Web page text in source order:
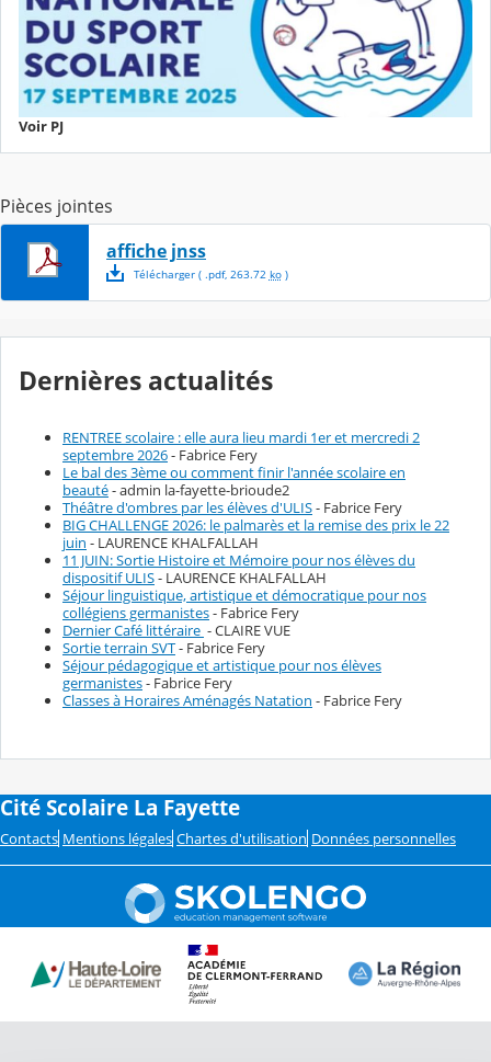
Voir PJ
Pièces jointes
affiche jnss
Télécharger( .pdf, 263.72 ko)
Dernières actualités
RENTREE scolaire : elle aura lieu mardi 1er et mercredi 2
septembre 2026- Fabrice Fery
Le bal des 3ème ou comment finir l'année scolaire en
beauté- admin la-fayette-brioude2
Théâtre d'ombres par les élèves d'ULIS- Fabrice Fery
BIG CHALLENGE 2026: le palmarès et la remise des prix le 22
juin - LAURENCE KHALFALLAH
11 JUIN: Sortie Histoire et Mémoire pour nos élèves du
dispositif ULIS- LAURENCE KHALFALLAH
Séjour linguistique, artistique et démocratique pour nos
collégiens germanistes- Fabrice Fery
Dernier Café littéraire - CLAIRE VUE
Sortie terrain SVT- Fabrice Fery
Séjour pédagogique et artistique pour nos élèves
germanistes- Fabrice Fery
Classes à Horaires Aménagés Natation - Fabrice Fery
Cité Scolaire La Fayette
Contacts Mentions légales Chartes d'utilisation Données personnelles